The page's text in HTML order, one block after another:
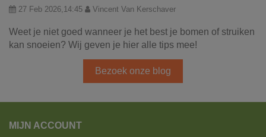
27 Feb 2026,14:45 Vincent Van Kerschaver
Weet je niet goed wanneer je het best je bomen of struiken
kan snoeien? Wij geven je hier alle tips mee!
Bezoek onze blog
MIJN ACCOUNT